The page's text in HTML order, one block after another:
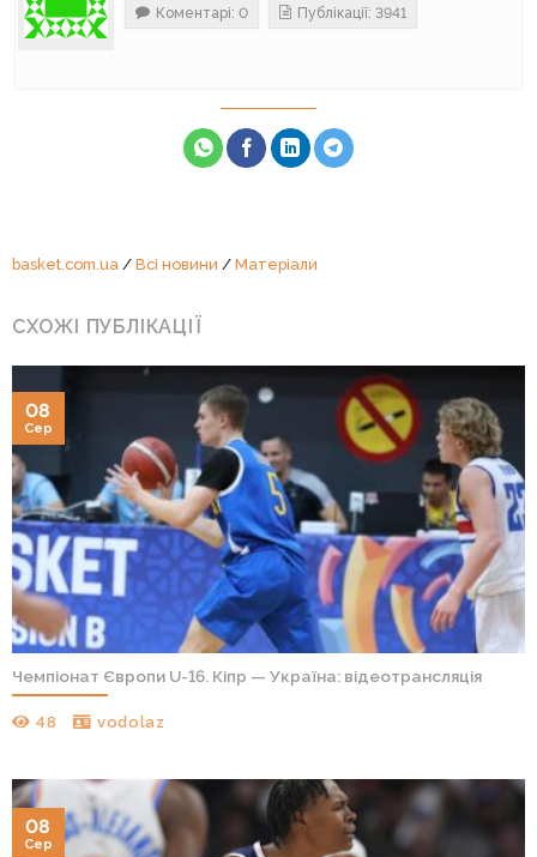
Коментарі: 0 Публікації: 3941
basket.com.ua / Всі новини / Матеріали
СХОЖІ ПУБЛІКАЦІЇ
Чемпіонат Європи U-16. Кіпр — Україна: відеотрансляція
48 vodolaz
08
Сер
08
Сер